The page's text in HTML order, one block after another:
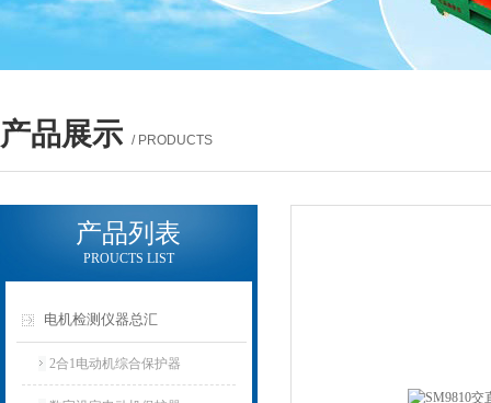
产品展示 / PRODUCTS
产品列表
PROUCTS LIST
电机检测仪器总汇
2合1电动机综合保护器